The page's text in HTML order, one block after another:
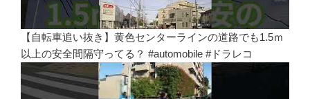
【自転車追い抜き】黄色センターラインの道路でも1.5ｍ
以上の安全間隔守ってる？ #automobile #ドラレコ